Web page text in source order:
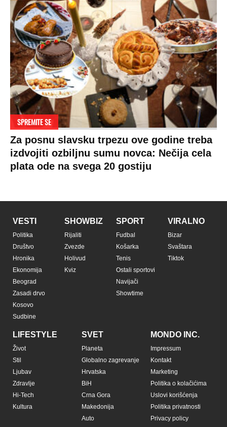
Kultura
Makedonija
Auto
Politika privatnosti
Privacy policy
Terms of service
Prijatelji sajta
Pratite nas na: